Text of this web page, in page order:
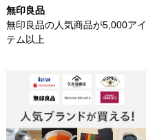
無印良品
無印良品の人気商品が5,000アイ
テム以上